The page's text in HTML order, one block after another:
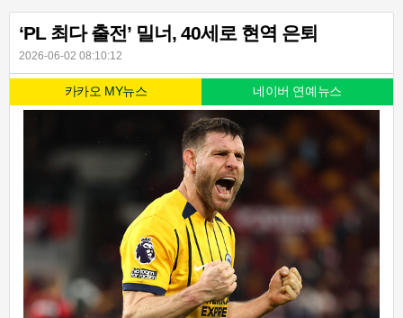
‘PL 최다 출전’ 밀너, 40세로 현역 은퇴
2026-06-02 08:10:12
카카오 MY뉴스 네이버 연예뉴스